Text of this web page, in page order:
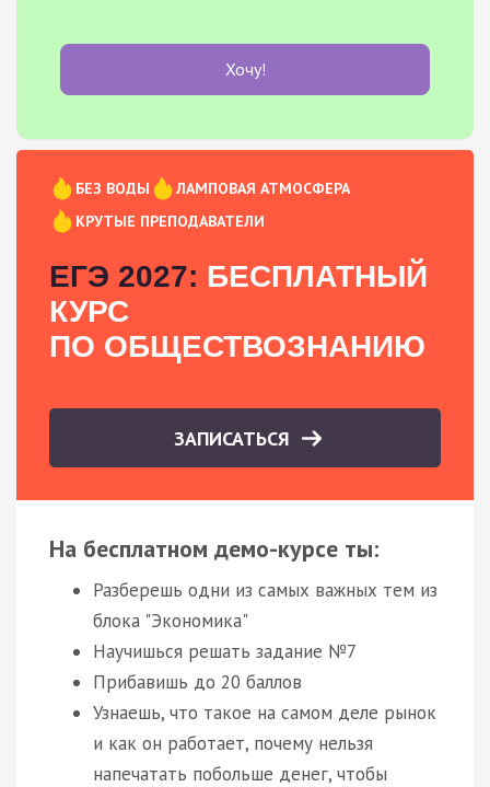
Хочу!
БЕЗ ВОДЫ
ЛАМПОВАЯ АТМОСФЕРА
КРУТЫЕ ПРЕПОДАВАТЕЛИ
ЕГЭ 2027: БЕСПЛАТНЫЙ
КУРС
ПО ОБЩЕСТВОЗНАНИЮ
ЗАПИСАТЬСЯ
На бесплатном демо-курсе ты:
Разберешь одни из самых важных тем из
блока "Экономика"
Научишься решать задание №7
Прибавишь до 20 баллов
Узнаешь, что такое на самом деле рынок
и как он работает, почему нельзя
напечатать побольше денег, чтобы